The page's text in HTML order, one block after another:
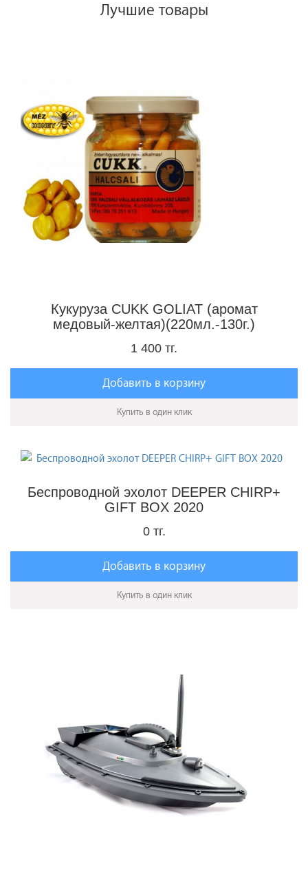
Лучшие товары
Кукуруза CUKK GOLIAT (аромат
медовый-желтая)(220мл.-130г.)
1 400 тг.
Добавить в корзину
Купить в один клик
Беспроводной эхолот DEEPER CHIRP+
GIFT BOX 2020
0 тг.
Добавить в корзину
Купить в один клик